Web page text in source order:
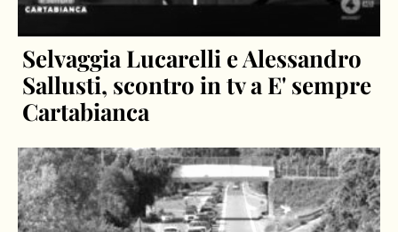
Selvaggia Lucarelli e Alessandro
Sallusti, scontro in tv a E' sempre
Cartabianca